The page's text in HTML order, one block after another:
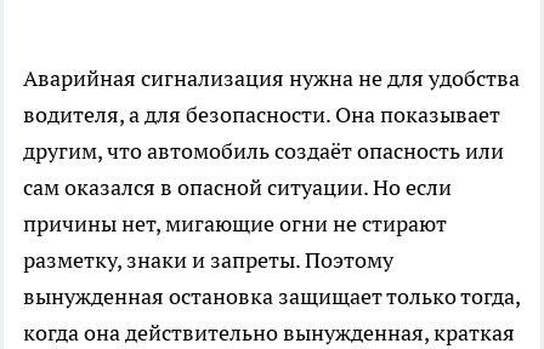
Аварийная сигнализация нужна не для удобства
водителя, а для безопасности. Она показывает
другим, что автомобиль создаёт опасность или
сам оказался в опасной ситуации. Но если
причины нет, мигающие огни не стирают
разметку, знаки и запреты. Поэтому
вынужденная остановка защищает только тогда,
когда она действительно вынужденная, краткая